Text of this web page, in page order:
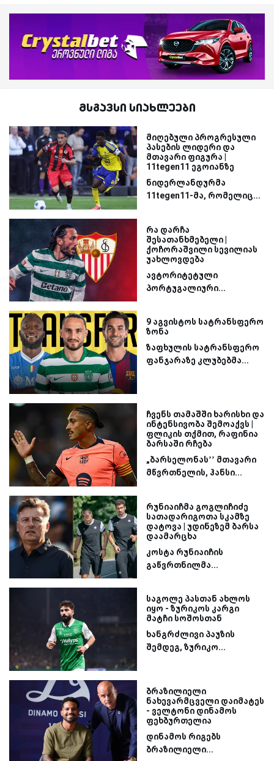
მსგავსი სიახლეები
მიღებული პროგრესული
პასების ლიდერი და
მთავარი ფიგურა |
11tegen11 ეგოიანზე
ნიდერლანდურმა
11tegen11-მა, რომელიც...
რა დარჩა
შესათანხმებელი |
ქოჩორაშვილი სევილიას
უახლოვდება
ავტორიტეტული
პორტუგალიური...
9 აგვისტოს სატრანსფერო
ზონა
ზაფხულის სატრანსფერო
ფანჯარაზე კლუბებმა...
ჩვენს თამაშში ხარისხი და
ინტენსივობა შემოაქვს |
ფლიკის თქმით, რაფინია
ბარსაში რჩება
„ბარსელონას’’ მთავარი
მწვრთნელის, ჰანსი...
რუნიაიჩმა გოგლიჩიძე
სათადარიგოთა სკამზე
დატოვა | უდინეზემ ბარსა
დაამარცხა
კოსტა რუნიაიჩის
გაწვრთნილმა...
საგოლე პასთან ახლოს
იყო - ზურიკოს კარგი
მატჩი სოშოსთან
ხანგრძლივი პაუზის
შემდეგ, ზურიკო...
ბრაზილიელი
ნახევარმცველი დაიმატეს
- ველტონი დინამოს
ფეხბურთელია
დინამოს რიგებს
ბრაზილიელი...